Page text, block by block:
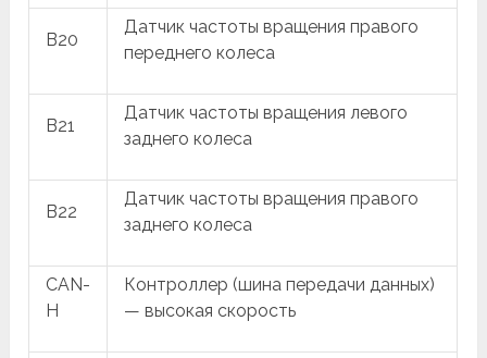
B20
Датчик частоты вращения правого
переднего колеса
B21
Датчик частоты вращения левого
заднего колеса
B22
Датчик частоты вращения правого
заднего колеса
CAN-
H
Контроллер (шина передачи данных)
— высокая скорость